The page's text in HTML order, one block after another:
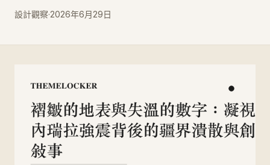
設計觀察·2026年6月29日